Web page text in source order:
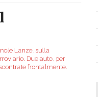
Lanze, sulla
Due auto, per
frontalmente.